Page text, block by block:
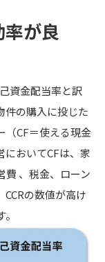
が良
資金配当率と訳
件の購入に投じた
（CF＝使える現金
においてCFは、家
費 、税金、ローン
の数値が高け